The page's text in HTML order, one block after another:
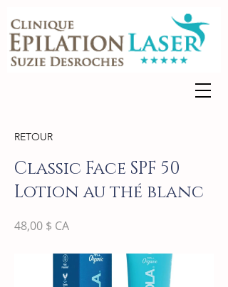
RETOUR
Classic Face SPF 50
Lotion au thé blanc
48,00 $ CA